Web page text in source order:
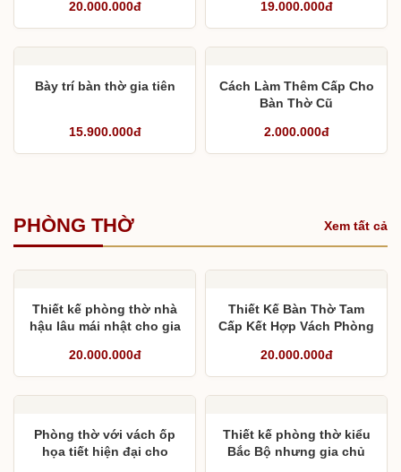
20.000.000đ
19.000.000đ
Bày trí bàn thờ gia tiên
15.900.000đ
Cách Làm Thêm Cấp Cho
Bàn Thờ Cũ
2.000.000đ
PHÒNG THỜ Xem tất cả
Thiết kế phòng thờ nhà
hậu lâu mái nhật cho gia
20.000.000đ
Thiết Kế Bàn Thờ Tam
Cấp Kết Hợp Vách Phòng
Câu Đối
20.000.000đ
Phòng thờ với vách ốp
họa tiết hiện đại cho
Thiết kế phòng thờ kiểu
Bắc Bộ nhưng gia chủ